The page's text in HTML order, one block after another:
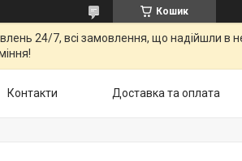
Кошик
24/7, всі замовлення, що надійшли в
Контакти Доставка та оплата